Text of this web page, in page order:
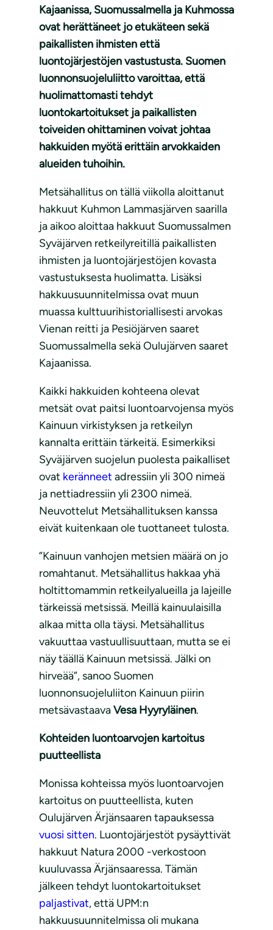
Kajaanissa, Suomussalmella ja Kuhmossa
ovat herättäneet jo etukäteen sekä
paikallisten ihmisten että
luontojärjestöjen vastustusta. Suomen
luonnonsuojeluliitto varoittaa, että
huolimattomasti tehdyt
luontokartoitukset ja paikallisten
toiveiden ohittaminen voivat johtaa
hakkuiden myötä erittäin arvokkaiden
alueiden tuhoihin.
Metsähallitus on tällä viikolla aloittanut
hakkuut Kuhmon Lammasjärven saarilla
ja aikoo aloittaa hakkuut Suomussalmen
Syväjärven retkeilyreitillä paikallisten
ihmisten ja luontojärjestöjen kovasta
vastustuksesta huolimatta. Lisäksi
hakkuusuunnitelmissa ovat muun
muassa kulttuurihistoriallisesti arvokas
Vienan reitti ja Pesiöjärven saaret
Suomussalmella sekä Oulujärven saaret
Kajaanissa.
Kaikki hakkuiden kohteena olevat
metsät ovat paitsi luontoarvojensa myös
Kainuun virkistyksen ja retkeilyn
kannalta erittäin tärkeitä. Esimerkiksi
Syväjärven suojelun puolesta paikalliset
ovat keränneet adressiin yli 300 nimeä
ja nettiadressiin yli 2300 nimeä.
Neuvottelut Metsähallituksen kanssa
eivät kuitenkaan ole tuottaneet tulosta.
”Kainuun vanhojen metsien määrä on jo
romahtanut. Metsähallitus hakkaa yhä
holtittomammin retkeilyalueilla ja lajeille
tärkeissä metsissä. Meillä kainuulaisilla
alkaa mitta olla täysi. Metsähallitus
vakuuttaa vastuullisuuttaan, mutta se ei
näy täällä Kainuun metsissä. Jälki on
hirveää”, sanoo Suomen
luonnonsuojeluliiton Kainuun piirin
metsävastaavaVesa Hyyryläinen.
Kohteiden luontoarvojen kartoitus
puutteellista
Monissa kohteissa myös luontoarvojen
kartoitus on puutteellista, kuten
Oulujärven Ärjänsaaren tapauksessa
vuosi sitten. Luontojärjestöt pysäyttivät
hakkuut Natura 2000 -verkostoon
kuuluvassa Ärjänsaaressa. Tämän
jälkeen tehdyt luontokartoitukset
paljastivat, että UPM:n
hakkuusuunnitelmissa oli mukana